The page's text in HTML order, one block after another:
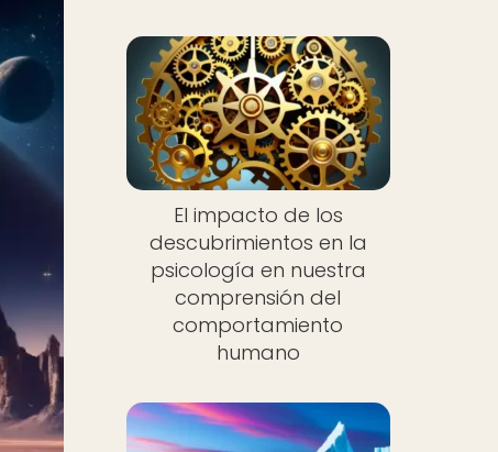
El impacto de los
descubrimientos en la
psicología en nuestra
comprensión del
comportamiento
humano